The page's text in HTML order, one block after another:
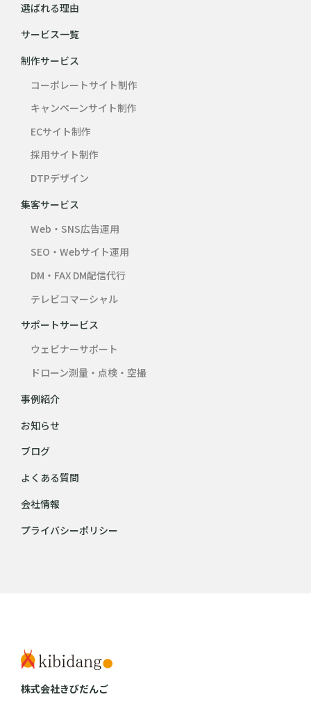
選ばれる理由
サービス一覧
制作サービス
コーポレートサイト制作
キャンペーンサイト制作
ECサイト制作
採用サイト制作
DTPデザイン
集客サービス
Web・SNS広告運用
SEO・Webサイト運用
DM・FAX DM配信代行
テレビコマーシャル
サポートサービス
ウェビナーサポート
ドローン測量・点検・空撮
事例紹介
お知らせ
ブログ
よくある質問
会社情報
プライバシーポリシー
株式会社きびだんご